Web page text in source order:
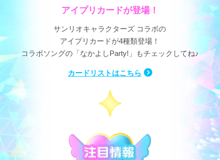
アイプリカードが登場！
サンリオキャラクターズ コラボの
アイプリカードが4種類登場！
コラボソングの「なかよしParty!」もチェックしてね♪
カードリストはこちら